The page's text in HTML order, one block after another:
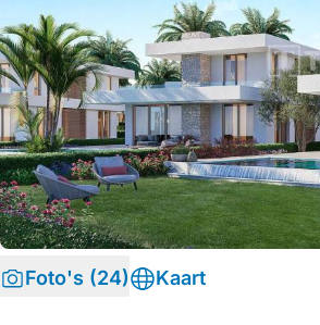
Foto's (24) Kaart